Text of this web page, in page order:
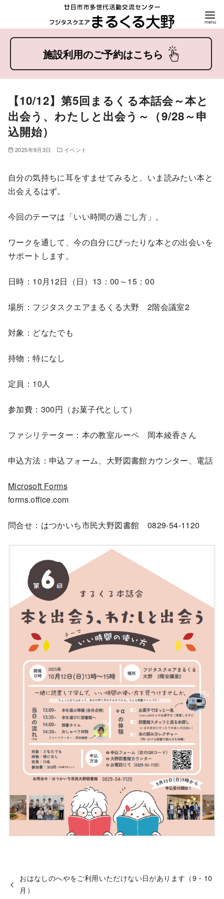
ン
【10/12】第5回まるくる本話会～本と
出会う、わたしと出会う～（9/28～申
込開始）
2025年9月3日 イベント
自分の気持ちに耳をすませてみると、いま読みたい本と
出会えるはず。
今回のテーマは「いい時間の過ごし方」。
ワークを通して、今の自分にぴったりな本との出会いを
サポートします。
日時：10月12日（日）13：00～15：00
場所：フジタスクエアまるくる大野 2階会議室2
対象：どなたでも
持物：特になし
定員：10人
参加費：300円（お菓子代として）
ファシリテーター：本の教室ルーペ 岡本綾香さん
申込方法：申込フォーム、大野図書館カウンター、電話
Microsoft Forms
forms.office.com
問合せ：はつかいち市民大野図書館 0829-54-1120
おはなしのへやをご利用いただけない日があります（9・10
月）